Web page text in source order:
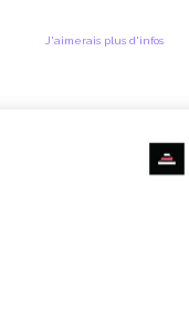
J'aimerais plus d'infos